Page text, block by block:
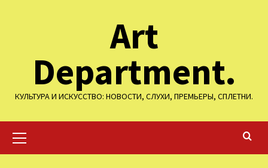
Art
Department.
КУЛЬТУРА И ИСКУССТВО: НОВОСТИ, СЛУХИ, ПРЕМЬЕРЫ, СПЛЕТНИ.
меню